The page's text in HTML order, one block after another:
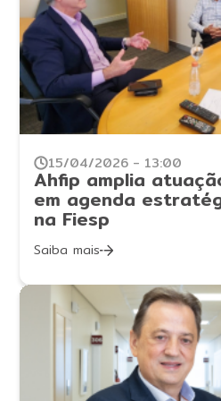
15/04/2026 - 13:00
Ahfip amplia
em agenda
na Fiesp
Saiba mais